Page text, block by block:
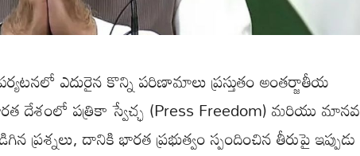
ఎదురైన కొన్ని పరిణామాలు ప్రస్తుతం అంతర్జాతీయ
పత్రికా స్వేచ్ఛ (Press Freedom) మరియు మానవ
ప్రశ్నలు, దానికి భారత ప్రభుత్వం స్పందించిన తీరుపై ఇప్పుడు